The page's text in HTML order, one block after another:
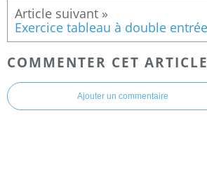
COMMENTER CET ARTICLE
Ajouter un commentaire